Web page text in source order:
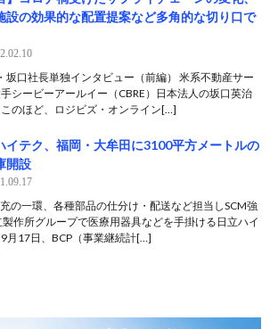
設の効果的な配置提案など多角的な切り口で
坂口社長単独インタビュー（前編） 米系不動産サー
シービーアールイー（CBRE）日本法人の坂口英治
のほど、ロジビズ・オンライン[…]
イテク、福岡・大牟田に3100平方メートルの
開設
の一環、各種部品の仕分け・配送など担当しSCM強
製作所グループで医療用器具などを手掛ける日立ハイ
月17日、BCP（事業継続計[…]